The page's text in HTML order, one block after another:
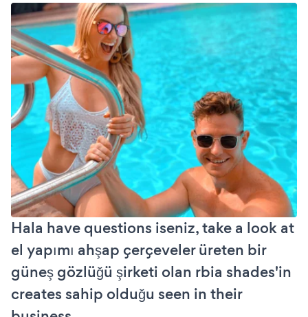
Hala have questions iseniz, take a look at
el yapımı ahşap çerçeveler üreten bir
güneş gözlüğü şirketi olan rbia shades'in
creates sahip olduğu seen in their